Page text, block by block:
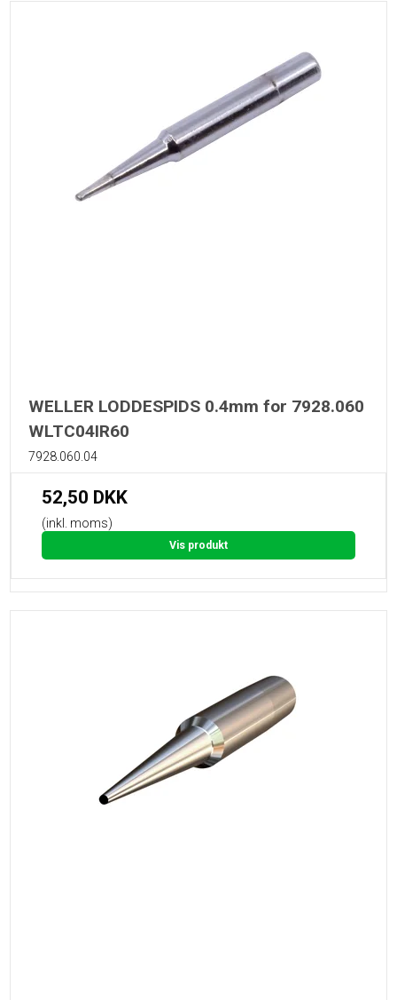
WELLER LODDESPIDS 0.4mm for 7928.060
WLTC04IR60
7928.060.04
52,50 DKK
(inkl. moms)
Vis produkt